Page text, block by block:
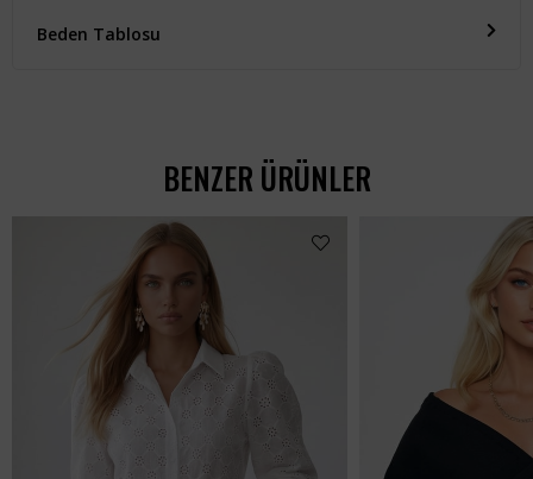
Beden Tablosu
BENZER ÜRÜNLER
Kadın Siyah Crop
₺907,99